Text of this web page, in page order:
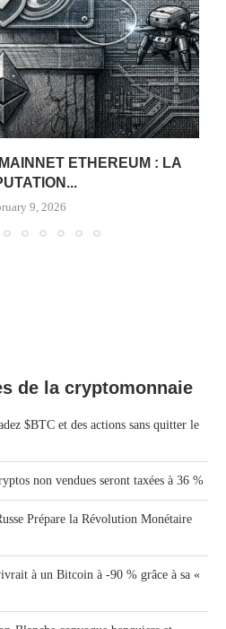
ETHEREUM : LA
9, 2026
de la cryptomonnaie
$BTC et des actions sans quitter le
non vendues seront taxées à 36 %
Prépare la Révolution Monétaire
à un Bitcoin à -90 % grâce à sa «